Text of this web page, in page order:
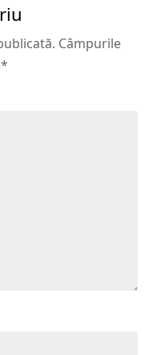
Câmpurile
*